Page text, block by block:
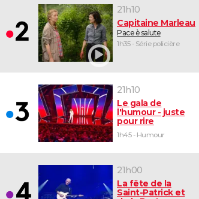
21h10
Capitaine Marleau
Pace è salute
1h35 - Série policière
21h10
Le gala de
l'humour - juste
pour rire
1h45 - Humour
21h00
La fête de la
Saint-Patrick et